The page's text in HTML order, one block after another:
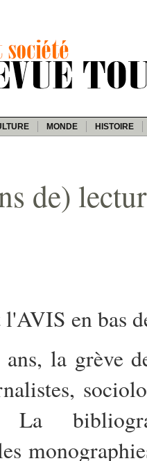
MONDE HISTOIRE
de)
en bas
ans, la grève
La